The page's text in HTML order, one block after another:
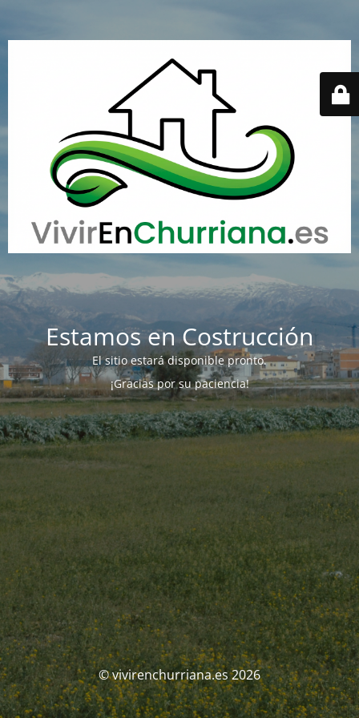
Estamos en Costrucción
El sitio estará disponible pronto.
¡Gracias por su paciencia!
© vivirenchurriana.es 2026